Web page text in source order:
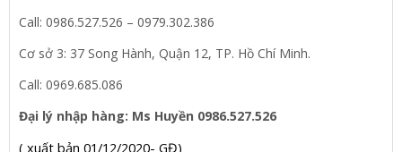
Call: 0986.527.526 – 0979.302.386
Cơ sở 3: 37 Song Hành, Quận 12, TP. Hồ Chí Minh.
Call: 0969.685.086
Đại lý nhập hàng: Ms Huyền 0986.527.526
( xuất bản 01/12/2020- GĐ)